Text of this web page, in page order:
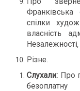
Франківська
спілки
власність
Різне.
Слухали: Про